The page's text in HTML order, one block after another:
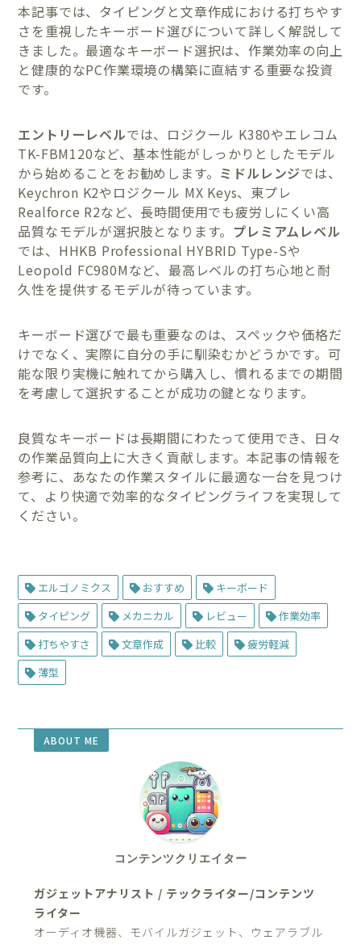
本記事では、タイピングと文章作成における打ちやす
さを重視したキーボード選びについて詳しく解説して
きました。最適なキーボード選択は、作業効率の向上
と健康的なPC作業環境の構築に直結する重要な投資
です。
エントリーレベルでは、ロジクール K380やエレコム
TK-FBM120など、基本性能がしっかりとしたモデル
から始めることをお勧めします。 ミドルレンジでは、
Keychron K2やロジクール MX Keys、東プレ
Realforce R2など、長時間使用でも疲労しにくい高
品質なモデルが選択肢となります。 プレミアムレベル
では、HHKB Professional HYBRID Type-Sや
Leopold FC980Mなど、最高レベルの打ち心地と耐
久性を提供するモデルが待っています。
キーボード選びで最も重要なのは、スペックや価格だ
けでなく、実際に自分の手に馴染むかどうかです。可
能な限り実機に触れてから購入し、慣れるまでの期間
を考慮して選択することが成功の鍵となります。
良質なキーボードは長期間にわたって使用でき、日々
の作業品質向上に大きく貢献します。本記事の情報を
参考に、あなたの作業スタイルに最適な一台を見つけ
て、より快適で効率的なタイピングライフを実現して
ください。
エルゴノミクス おすすめ
キーボード
タイピング
メカニカル レビュー
作業効率
打ちやすさ
文章作成 比較
疲労軽減
薄型
ABOUT ME
コンテンツクリエイター
ガジェットアナリスト / テックライター/コンテンツ
ライター
オーディオ機器、モバイルガジェット、ウェアラブル